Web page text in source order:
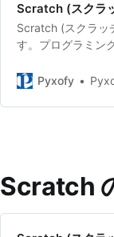
Scratch (スクラ
Scratch (スクラッ
す。プログラミン
う。Pyxofy
Scratch